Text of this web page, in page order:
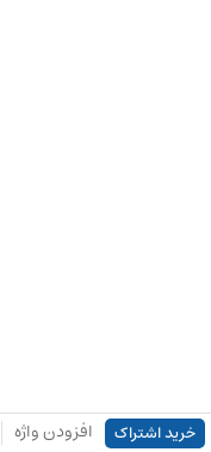
خرید اشتراک افزودن واژه